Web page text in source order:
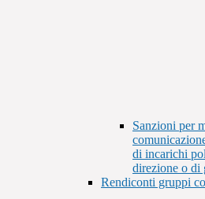
Sanzioni per
di incarichi
direzione o di
Rendiconti gruppi